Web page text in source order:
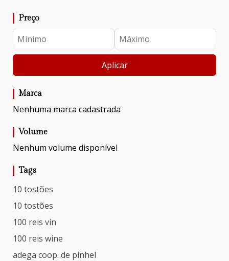
Preço
Aplicar
Marca
Nenhuma marca cadastrada
Volume
Nenhum volume disponível
Tags
10 tostões
10 tostões
100 reis vin
100 reis wine
adega coop. de pinhel